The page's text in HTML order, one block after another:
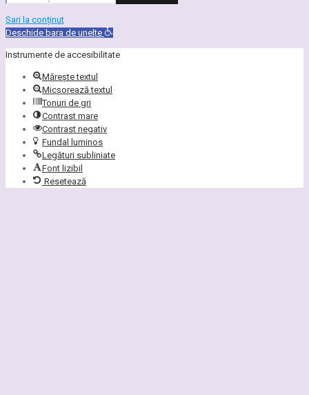
Sari la conținut
Deschide bara de unelte
Instrumente de accesibilitate
Mărește textul
Micșorează textul
Tonuri de gri
Contrast mare
Contrast negativ
Fundal luminos
Legături subliniate
Font lizibil
Resetează